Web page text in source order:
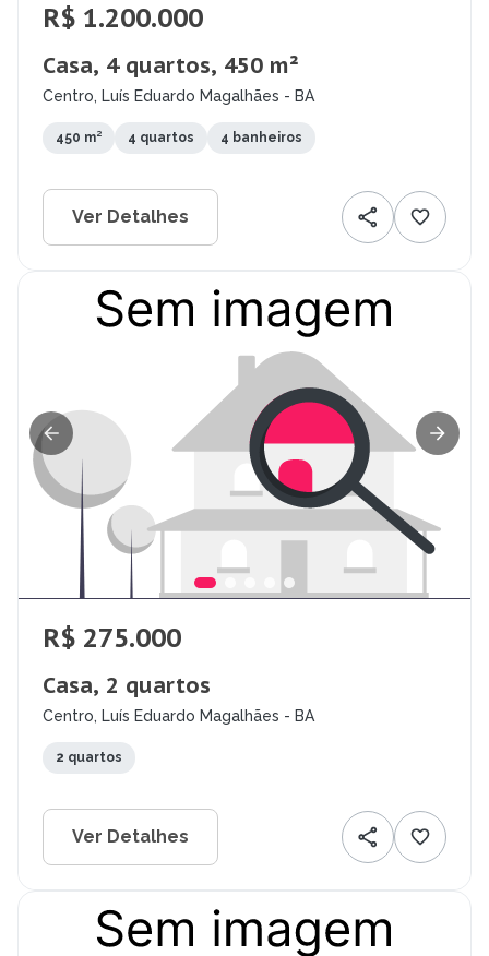
R$ 1.200.000
Casa, 4 quartos, 450 m²
Centro, Luís Eduardo Magalhães - BA
450 m² 4 quartos 4 banheiros
Ver Detalhes
R$ 275.000
Casa, 2 quartos
Centro, Luís Eduardo Magalhães - BA
2 quartos
Ver Detalhes